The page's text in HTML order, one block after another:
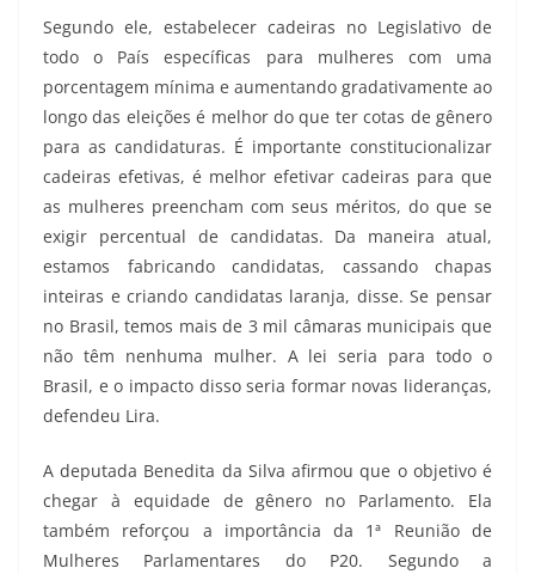
Segundo ele, estabelecer cadeiras no Legislativo de
todo o País específicas para mulheres com uma
porcentagem mínima e aumentando gradativamente ao
longo das eleições é melhor do que ter cotas de gênero
para as candidaturas. É importante constitucionalizar
cadeiras efetivas, é melhor efetivar cadeiras para que
as mulheres preencham com seus méritos, do que se
exigir percentual de candidatas. Da maneira atual,
estamos fabricando candidatas, cassando chapas
inteiras e criando candidatas laranja, disse. Se pensar
no Brasil, temos mais de 3 mil câmaras municipais que
não têm nenhuma mulher. A lei seria para todo o
Brasil, e o impacto disso seria formar novas lideranças,
defendeu Lira.
A deputada Benedita da Silva afirmou que o objetivo é
chegar à equidade de gênero no Parlamento. Ela
também reforçou a importância da 1ª Reunião de
Mulheres Parlamentares do P20. Segundo a